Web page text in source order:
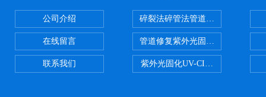
公司介绍
在线留言
联系我们
碎裂法碎管法管道修复技术
管道修复紫外光固化修复CIPP内
紫外光固化UV-CIPP修复管道非